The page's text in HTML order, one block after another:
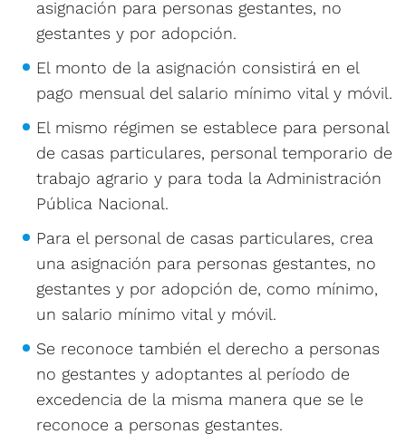
asignación para personas gestantes, no
gestantes y por adopción.
El monto de la asignación consistirá en el
pago mensual del salario mínimo vital y móvil.
El mismo régimen se establece para personal
de casas particulares, personal temporario de
trabajo agrario y para toda la Administración
Pública Nacional.
Para el personal de casas particulares, crea
una asignación para personas gestantes, no
gestantes y por adopción de, como mínimo,
un salario mínimo vital y móvil.
Se reconoce también el derecho a personas
no gestantes y adoptantes al período de
excedencia de la misma manera que se le
reconoce a personas gestantes.